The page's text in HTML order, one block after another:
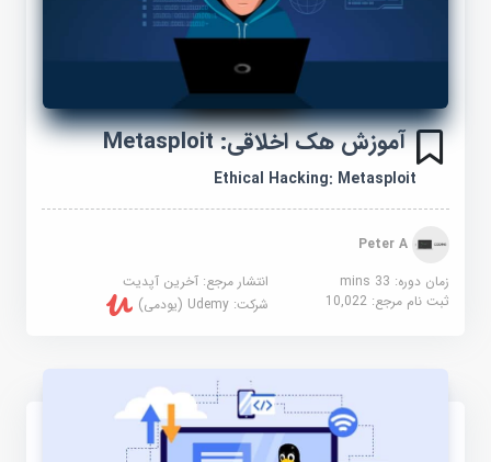
آموزش هک اخلاقی: Metasploit
Ethical Hacking: Metasploit
Peter A
زمان دوره: 33 mins
انتشار مرجع:آخرین آپدیت
ثبت نام مرجع:10,022 شرکت:Udemy (یودمی)